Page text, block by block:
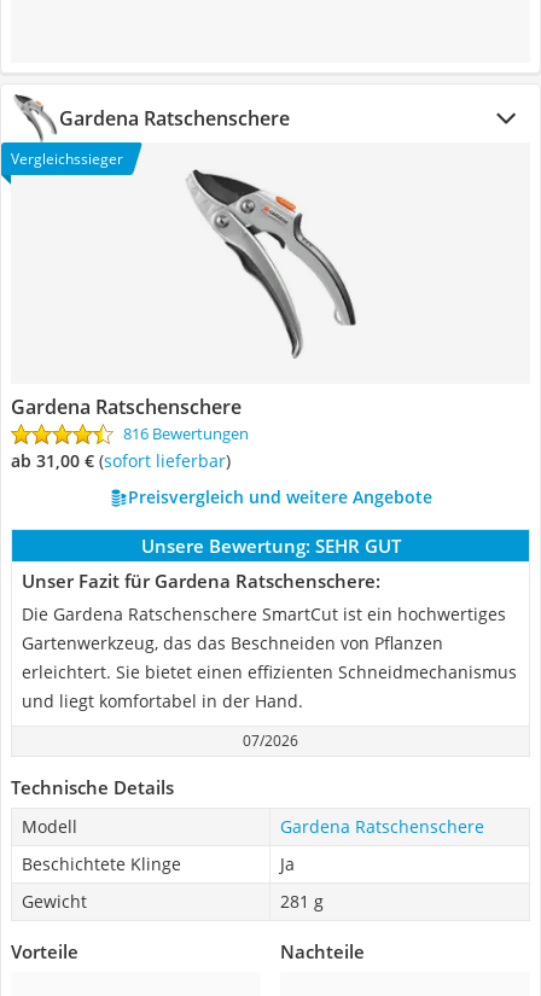
Gardena Ratschenschere
Vergleichssieger
Gardena Ratschenschere
816 Bewertungen
ab 31,00 € ( Sofort lieferbar)
Preisvergleich und weitere Angebote
Unsere Bewertung: SEHR GUT
Unser Fazit für Gardena Ratschenschere:
Die Gardena Ratschenschere SmartCut ist ein hochwertiges
Gartenwerkzeug, das das Beschneiden von Pflanzen
erleichtert. Sie bietet einen effizienten Schneidmechanismus
und liegt komfortabel in der Hand.
07/2026
Technische Details
Modell
Gardena Ratschenschere
Beschichtete Klinge
Ja
Gewicht
281 g
Vorteile Nachteile